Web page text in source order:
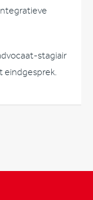
stagiair
eindgesprek.